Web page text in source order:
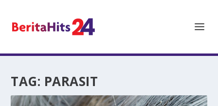
TAG: PARASIT